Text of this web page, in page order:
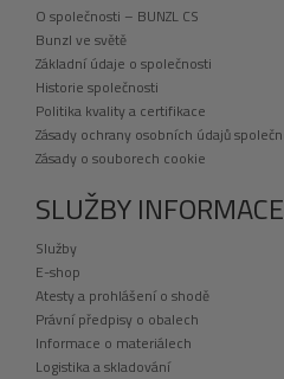
O společnosti – BUNZL CS
Bunzl ve světě
Základní údaje o společnosti
Historie společnosti
Politika kvality a certifikace
Zásady ochrany osobních údajů
Zásady o souborech cookie
SLUŽBY INFORMACE
Služby
E-shop
Atesty a prohlášení o shodě
Právní předpisy o obalech
Informace o materiálech
Logistika a skladování